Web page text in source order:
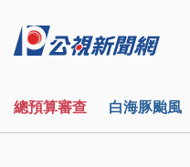
總預算審查 白海豚颱風